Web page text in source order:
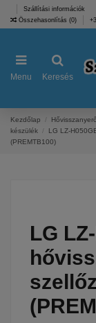
Szállítási információk
Összehasonlítás (0)
Menu Keresés
Kezdőlap
készülék
LG LZ-
(PREMTB100)
LG